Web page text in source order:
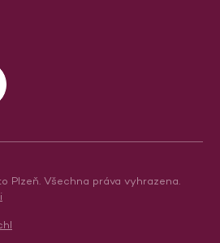
Všechna práva vyhrazena.